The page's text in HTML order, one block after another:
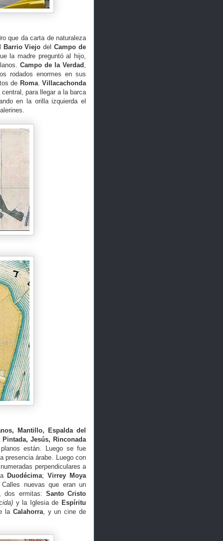
que da carta de naturaleza
Barrio ViejodelCampo de
la madre preguntó al hijo,
Campo de la Verdad ,
rodados enormes en sus
de Roma.Villacachonda
para llegar a la barca
en la orilla izquierda el
Mantillo, Espalda del
Jesús, Rinconada
están. Luego se fue
presencia árabe. Luego con
perpendiculares a
Duodécima; Virrey Moya
nuevas que eran un
dos ermitas: Santo Cristo
y la Iglesia de Espíritu
la Calahorra, y un cine de